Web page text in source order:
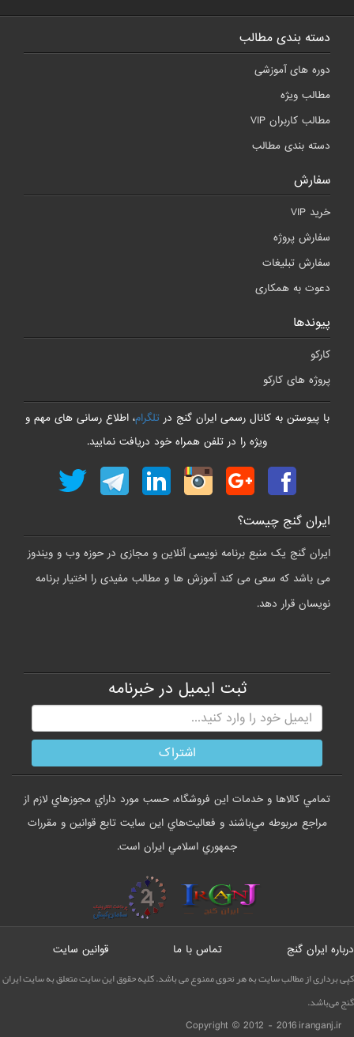
دسته بندی مطالب
دوره های آموزشی
مطالب ویژه
مطالب کاربران VIP
دسته بندی مطالب
سفارش
خرید VIP
سفارش پروژه
سفارش تبلیغات
دعوت به همکاری
پیوندها
کارکو
پروژه های کارکو
با پیوستن به کانال رسمی ایران گنج درتلگرام، اطلاع رسانی های مهم و
ویژه را در تلفن همراه خود دریافت نمایید.
ایران گنج چیست؟
ایران گنج یک منبع برنامه نویسی آنلاین و مجازی در حوزه وب و ویندوز
می باشد که سعی می کند آموزش ها و مطالب مفیدی را اختیار برنامه
نویسان قرار دهد.
ثبت ایمیل در خبرنامه
تمامي كالاها و خدمات اين فروشگاه، حسب مورد داراي مجوزهاي لازم از
مراجع مربوطه مي‌باشند و فعاليت‌هاي اين سايت تابع قوانين و مقررات
جمهوري اسلامي ايران است.
درباره ایران گنج تماس با ما قوانین سایت
کپی برداری از مطالب سایت به هر نحوی ممنوع می باشد. کليه حقوق اين سايت متعلق به سایت ایران
گنج می‌باشد.
Copyright © 2012 - 2016 iranganj.ir